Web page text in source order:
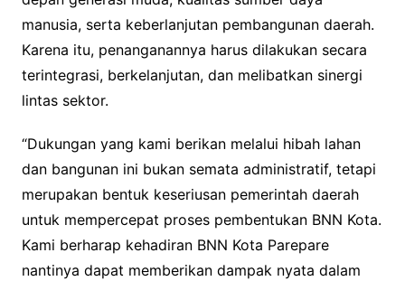
manusia, serta keberlanjutan pembangunan daerah.
Karena itu, penanganannya harus dilakukan secara
terintegrasi, berkelanjutan, dan melibatkan sinergi
lintas sektor.
“Dukungan yang kami berikan melalui hibah lahan
dan bangunan ini bukan semata administratif, tetapi
merupakan bentuk keseriusan pemerintah daerah
untuk mempercepat proses pembentukan BNN Kota.
Kami berharap kehadiran BNN Kota Parepare
nantinya dapat memberikan dampak nyata dalam